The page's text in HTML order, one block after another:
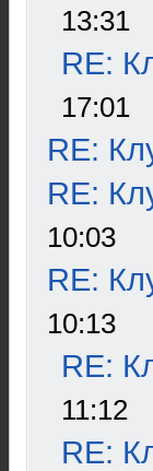
13:31
RE:
17:01
RE:
RE:
10:03
RE:
10:13
RE:
11:12
RE: